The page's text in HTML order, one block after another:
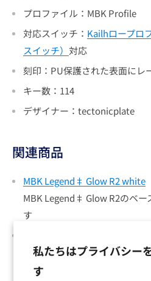
私たちはプライバシー
す
プロファイル：MBK Profile
対応スイッチ： Kailhロープロ
スイッチ） 対応
刻印：PU保護された表面にレ
キー数：114
デザイナー：tectonicplate
関連商品
MBK Legend‡ Glow R2 white
MBK Legend‡ Glow R2のベ
す
MBK Legend‡ Glow R2のベー